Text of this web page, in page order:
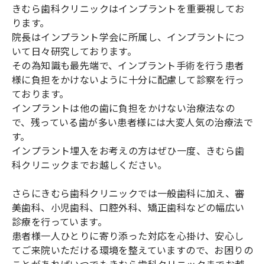
きむら歯科クリニックはインプラントを重要視してお
ります。
院長はインプラント学会に所属し、インプラントにつ
いて日々研究しております。
その為知識も最先端で、インプラント手術を行う患者
様に負担をかけないように十分に配慮して診察を行っ
ております。
インプラントは他の歯に負担をかけない治療法なの
で、残っている歯が多い患者様には大変人気の治療法で
す。
インプラント埋入をお考えの方はぜひ一度、きむら歯
科クリニックまでお越しください。
さらにきむら歯科クリニックでは一般歯科に加え、審
美歯科、小児歯科、口腔外科、矯正歯科などの幅広い
診療を行っています。
患者様一人ひとりに寄り添った対応を心掛け、安心し
てご来院いただける環境を整えていますので、お困りの